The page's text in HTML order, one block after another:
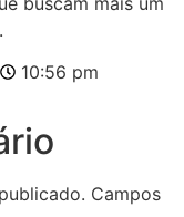
10:56 pm
Campos